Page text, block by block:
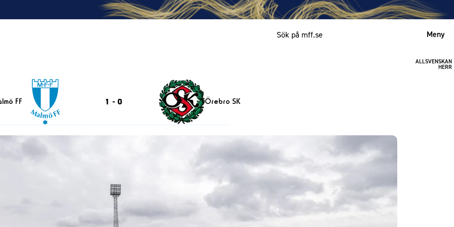
Meny
ALLSVENSKAN
HERR
FF 1 - 0 Örebro SK